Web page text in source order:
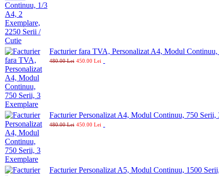
Facturier fara TVA, Personalizat A4, Modul
480.00 Lei 450.00 Lei
Facturier Personalizat A4, Modul Continuu, 750 Serii,
480.00 Lei 450.00 Lei
Facturier Personalizat A5, Modul Continuu, 1500